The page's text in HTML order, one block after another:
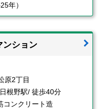
年）
ンション
原2丁目
根野駅/ 徒歩40分
コンクリート造